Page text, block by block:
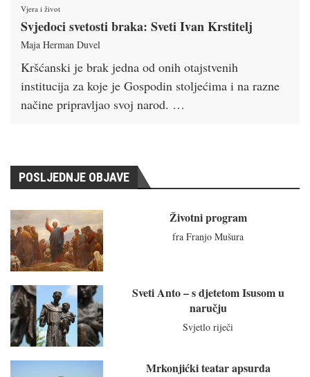
Vjera i život
Svjedoci svetosti braka: Sveti Ivan Krstitelj
Maja Herman Duvel
Kršćanski je brak jedna od onih otajstvenih
institucija za koje je Gospodin stoljećima i na razne
načine pripravljao svoj narod. …
POSLJEDNJE OBJAVE
Životni program
fra Franjo Mušura
Sveti Anto – s djetetom Isusom u
naručju
Svjetlo riječi
Mrkonjićki teatar apsurda